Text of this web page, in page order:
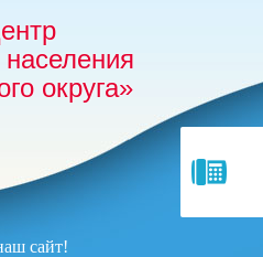
округа»
сайт!